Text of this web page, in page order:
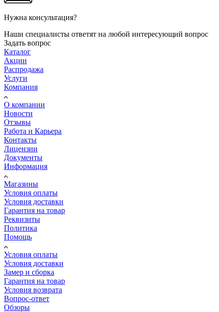
Нужна консультация?
Наши специалисты ответят на любой интересующий вопрос
Задать вопрос
Каталог
Акции
Распродажа
Услуги
Компания
О компании
Новости
Отзывы
Работа и Карьера
Контакты
Лицензии
Документы
Информация
Магазины
Условия оплаты
Условия доставки
Гарантия на товар
Реквизиты
Политика
Помощь
Условия оплаты
Условия доставки
Замер и сборка
Гарантия на товар
Условия возврата
Вопрос-ответ
Обзоры